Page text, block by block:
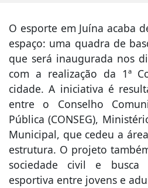
O esporte em Juína acaba
espaço: uma quadra de
que será inaugurada nos
com a realização da 1ª
cidade. A iniciativa é
entre o Conselho
Pública (CONSEG),
Municipal, que cedeu a
estrutura. O projeto
sociedade civil e busca
esportiva entre jovens e